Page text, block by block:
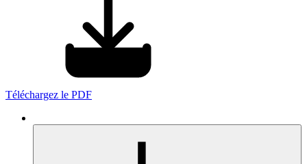
Téléchargez le PDF